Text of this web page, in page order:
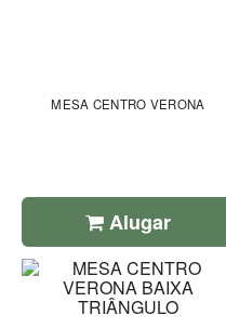
MESA CENTRO VERONA
Alugar